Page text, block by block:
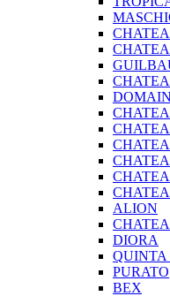
ALION
DIORA
PURATO
BEX